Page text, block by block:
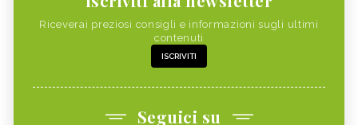
Riceverai preziosi consigli e informazioni sugli ultimi
contenuti
ISCRIVITI
Seguici su